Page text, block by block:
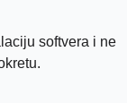
softvera i ne